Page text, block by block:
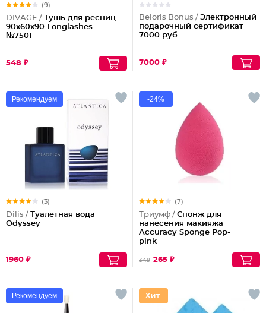
(9)
DIVAGE / Тушь для ресниц
90x60x90 Longlashes
№7501
548 ₽
Beloris Bonus / Электронный
подарочный сертификат
7000 руб
7000 ₽
Рекомендуем
(3)
Dilis / Туалетная вода
Odyssey
1960 ₽
-24%
(7)
Триумф / Спонж для
нанесения макияжа
Accuracy Sponge Pop-
pink
349 265 ₽
Рекомендуем